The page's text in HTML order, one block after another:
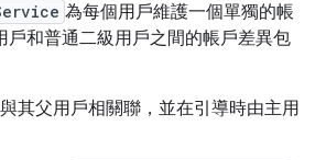
為每個用戶維護一個單獨的帳
戶和普通二級用戶之間的帳戶差異包
其父用戶相關聯，並在引導時由主用